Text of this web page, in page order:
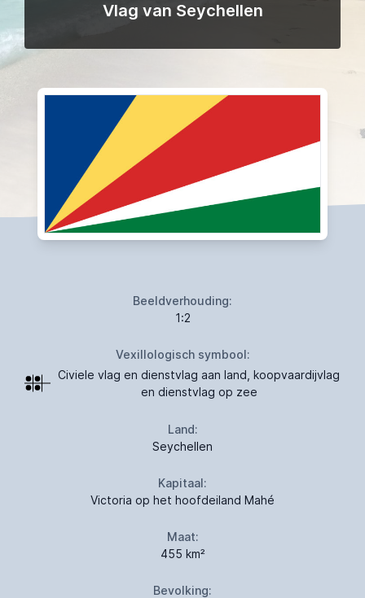
Vlag van Seychellen
Beeldverhouding:
1:2
Vexillologisch symbool:
Civiele vlag en dienstvlag aan land, koopvaardijvlag
en dienstvlag op zee
Land:
Seychellen
Kapitaal:
Victoria op het hoofdeiland Mahé
Maat:
455 km²
Bevolking: